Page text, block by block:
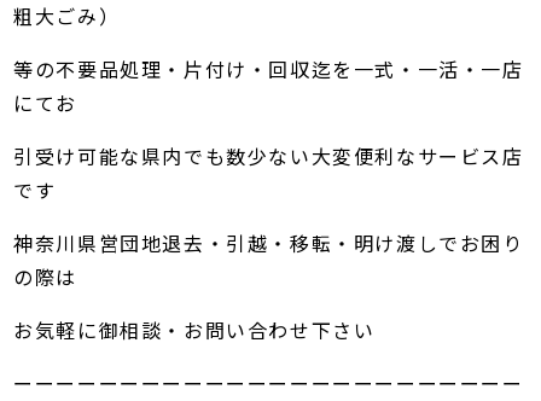
粗大ごみ）
等の不要品処理・片付け・回収迄を一式・一活・一店
にてお
引受け可能な県内でも数少ない大変便利なサービス店
です
神奈川県営団地退去・引越・移転・明け渡しでお困り
の際は
お気軽に御相談・お問い合わせ下さい
ーーーーーーーーーーーーーーーーーーーーーーーー